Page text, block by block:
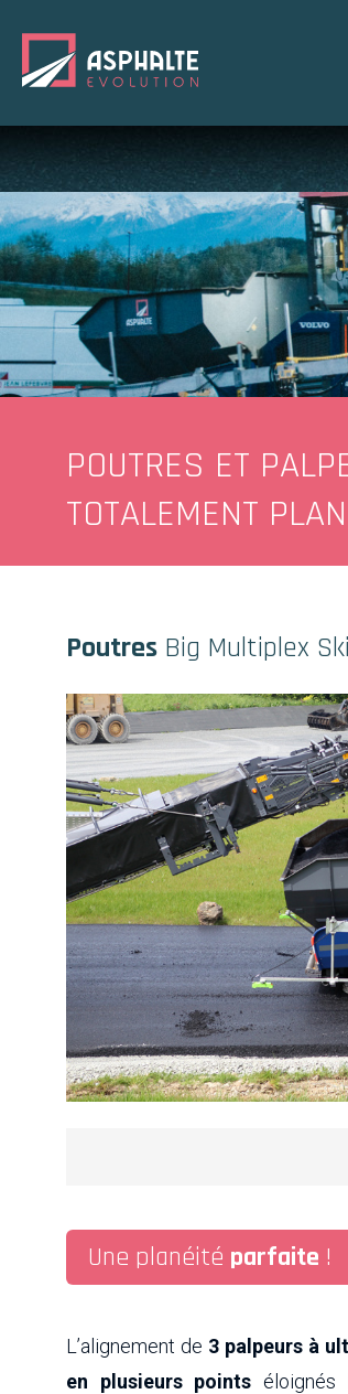
POUTRES ET
TOTALEMENT
Poutres Big Multiplex Ski
Une planéité parfaite !
L’alignement de 3 palpeurs à
en plusieurs points éloignés